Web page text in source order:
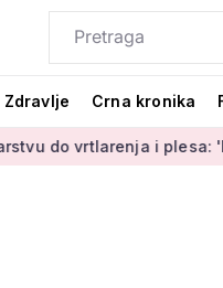
Zdravlje Crna kronika
i plesa: 'Da